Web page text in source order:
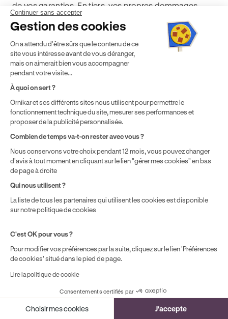
de vos garanties. En tiers, vos propres dommages
matériels ne sont pas pris en charge par votre
assureur, mais vous pouvez être indemnisé par
l’assureur du tiers identifié et reconnu responsable. En
tous risques, votre assureur règle les réparations puis
exerce un recours ; la franchise, y compris la franchise
jeune conducteur, peut être avancée et est
généralement remboursée si le tiers est 100 % en tort.
Avec une voiture puissante, le coût des pièces et de la
main-d’œuvre est plus élevé : l’expertise peut entraîner
des délais plus longs ou une indemnisation plafonnée
à la valeur du véhicule. Pour accélérer le traitement,
remplissez un constat amiable précis, déclarez le
sinistre sous 5 jours, identifiez le tiers et conservez vos
justificatifs. Cela facilite le recours et le
remboursement rapide d’une franchise
éventuellement payée.
Quelles voitures puissantes
restent assurables pour un jeune
Quel type de véhicule est plus adapté
pour débuter sans payer trop cher ?
Continuer sans accepter
Gestion des cookies
On a attendu d'être sûrs que le contenu de ce
site vous intéresse avant de vous déranger,
mais on aimerait bien vous accompagner
pendant votre visite...
À quoi on sert ?
Ornikar et ses différents sites nous utilisent pour permettre le
fonctionnement technique du site, mesurer ses performances et
proposer de la publicité personnalisée.
Combien de temps va-t-on rester avec vous ?
Nous conservons votre choix pendant 12 mois, vous pouvez changer
d'avis à tout moment en cliquant sur le lien "gérer mes cookies" en bas
de page à droite
Qui nous utilisent ?
La liste de tous les partenaires qui utilisent les cookies est disponible
sur notre politique de cookies
C'est OK pour vous ?
Pour modifier vos préférences par la suite, cliquez sur le lien 'Préférences
de cookies' situé dans le pied de page.
Lire la politique de cookie
Consentements certifiés par
Choisir mes cookies J'accepte
Cookies